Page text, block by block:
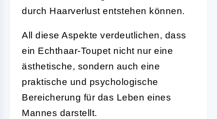
durch Haarverlust entstehen können.
All diese Aspekte verdeutlichen, dass
ein Echthaar-Toupet nicht nur eine
ästhetische, sondern auch eine
praktische und psychologische
Bereicherung für das Leben eines
Mannes darstellt.